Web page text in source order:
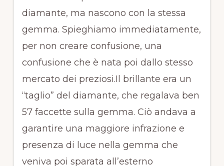
diamante, ma nascono con la stessa
gemma. Spieghiamo immediatamente,
per non creare confusione, una
confusione che è nata poi dallo stesso
mercato dei preziosi.Il brillante era un
“taglio” del diamante, che regalava ben
57 faccette sulla gemma. Ciò andava a
garantire una maggiore infrazione e
presenza di luce nella gemma che
veniva poi sparata all’esterno